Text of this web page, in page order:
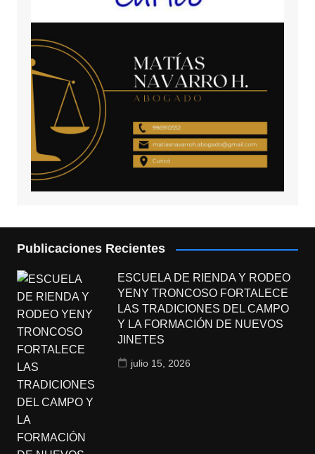
Publicaciones Recientes
ESCUELA DE RIENDA Y RODEO
YENY TRONCOSO FORTALECE
LAS TRADICIONES DEL CAMPO
Y LA FORMACIÓN DE NUEVOS
JINETES
julio 15, 2026